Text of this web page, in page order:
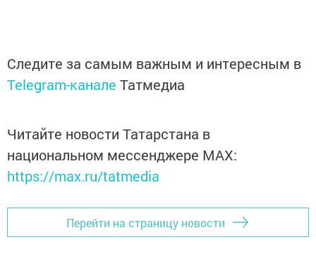
Следите за самым важным и интересным в
Telegram-канале Татмедиа
Читайте новости Татарстана в
национальном мессенджере MАХ:
https://max.ru/tatmedia
Перейти на страницу новости